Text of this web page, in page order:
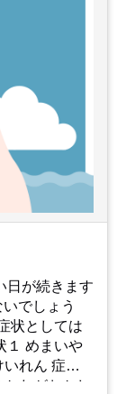
日が続きます
でしょう
れん 症状3
たがおかし